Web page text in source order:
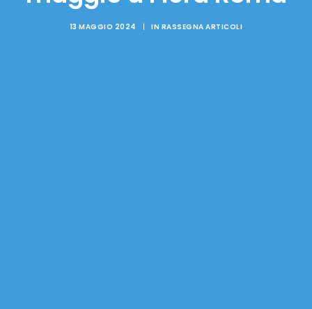
13 MAGGIO 2024 | IN RASSEGNA ARTICOLI